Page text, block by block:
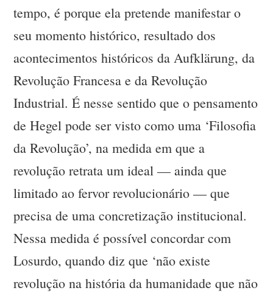
tempo, é porque ela pretende manifestar o
seu momento histórico, resultado dos
acontecimentos históricos da Aufklärung, da
Revolução Francesa e da Revolução
Industrial. É nesse sentido que o pensamento
de Hegel pode ser visto como uma ‘Filosofia
da Revolução’, na medida em que a
revolução retrata um ideal — ainda que
limitado ao fervor revolucionário — que
precisa de uma concretização institucional.
Nessa medida é possível concordar com
Losurdo, quando diz que ‘não existe
revolução na história da humanidade que não